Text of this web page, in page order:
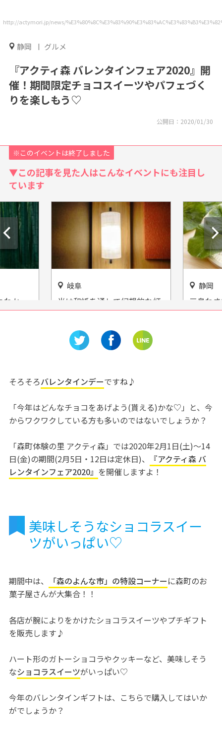
http://actymori.jp/news/
静岡 グルメ
『アクティ森 バレンタインフェア2020』開
催！期間限定チョコスイーツやパフェづく
りを楽しもう♡
公開日： 2020/01/30
※このイベントは終了しました
▼この記事を見た人はこんなイベントにも注目し
ています
わか
た家康
岐阜
光は和紙を通して幻想的な灯
りに。美濃和紙あかりアート
「あかり」。
静岡
三島わ
ュージ
そろそろバレンタインデーですね♪
「今年はどんなチョコをあげよう(貰える)かな♡」と、今
からワクワクしている方も多いのではないでしょうか？
「森町体験の里 アクティ森」では2020年2月1日(土)〜14
日(金)の期間(2月5日・12日は定休日)、
『アクティ森 バ
レンタインフェア2020』 を開催しますよ！
美味しそうなショコラスイー
ツがいっぱい♡
期間中は、 「森のよんな市」の特設コーナーに森町のお
菓子屋さんが大集合！！
各店が腕によりをかけたショコラスイーツやプチギフト
を販売します♪
ハート形のガトーショコラやクッキーなど、美味しそう
なショコラスイーツがいっぱい♡
今年のバレンタインギフトは、こちらで購入してはいか
がでしょうか？